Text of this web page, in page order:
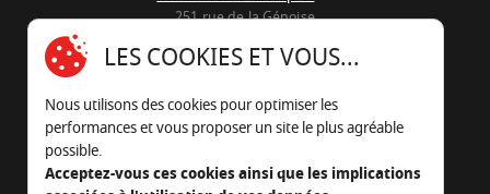
251 rue de la Génoise
05 45 22 98 09
Nous envoyer un e-mail
LES COOKIES ET VOUS...
Nous utilisons des cookies pour optimiser les
performances et vous proposer un site le plus agréable
possible.
Acceptez-vous ces cookies ainsi que les implications